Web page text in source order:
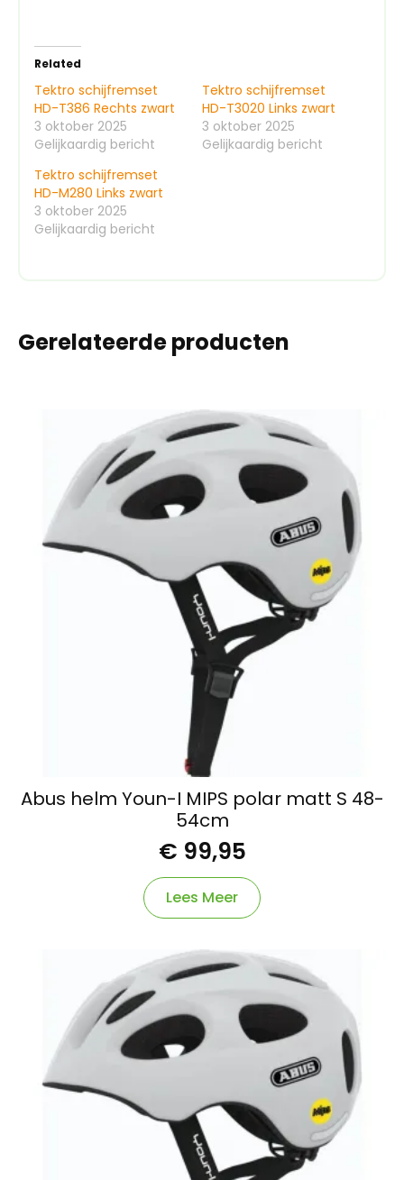
Related
Tektro schijfremset
HD-T386 Rechts zwart
3 oktober 2025
Gelijkaardig bericht
Tektro schijfremset
HD-T3020 Links zwart
3 oktober 2025
Gelijkaardig bericht
Tektro schijfremset
HD-M280 Links zwart
3 oktober 2025
Gelijkaardig bericht
Gerelateerde producten
Abus helm Youn-I MIPS polar matt S 48-
54cm
€ 99,95
Lees Meer